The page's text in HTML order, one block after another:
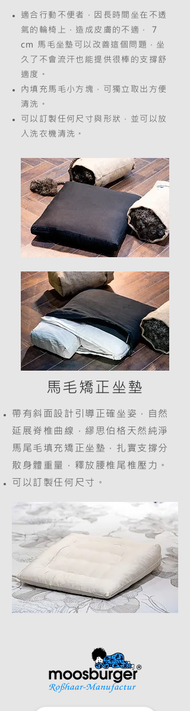
適合行動不便者，因長時間坐在不透
氣的輪椅上，造成皮膚的不適， 7
cm 馬毛坐墊可以改善這個問題，坐
久了不會流汗也能提供很棒的支撐舒
適度。
內填充馬毛小方塊，可獨立取出方便
清洗。
可以訂製任何尺寸與形狀，並可以放
入洗衣機清洗。
馬毛矯正坐墊
帶有斜面設計引導正確坐姿，自然
延展脊椎曲線，繆思伯格天然純淨
馬尾毛填充矯正坐墊，扎實支撐分
散身體重量，釋放腰椎尾椎壓力。
可以訂製任何尺寸。